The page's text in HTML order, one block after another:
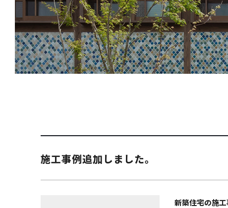
施工事例追加しました。
新築住宅の施